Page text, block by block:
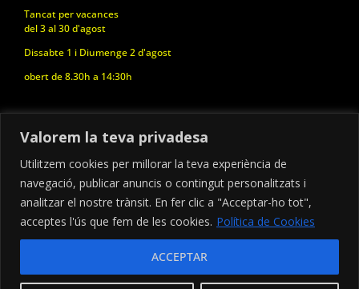
Valorem la teva privadesa
Utilitzem cookies per millorar la teva experiència de
navegació, publicar anuncis o contingut personalitzats i
analitzar el nostre trànsit. En fer clic a "Acceptar-ho tot",
acceptes l'ús que fem de les cookies. Política de Cookies
ACCEPTAR
Tancat per vacances
del 3 al 30 d'agost
Dissabte 1 i Diumenge 2 d'agost
obert de 8.30h a 14:30h
Avís Legal i Política de Privacitat
Contacte